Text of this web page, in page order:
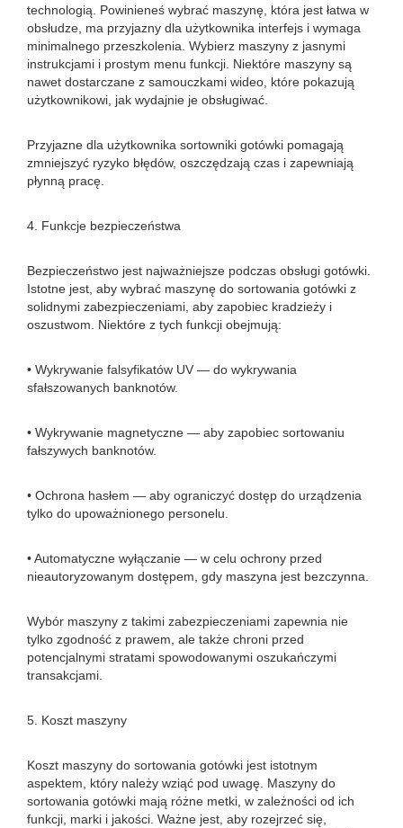
technologią. Powinieneś wybrać maszynę, która jest łatwa w
obsłudze, ma przyjazny dla użytkownika interfejs i wymaga
minimalnego przeszkolenia. Wybierz maszyny z jasnymi
instrukcjami i prostym menu funkcji. Niektóre maszyny są
nawet dostarczane z samouczkami wideo, które pokazują
użytkownikowi, jak wydajnie je obsługiwać.
Przyjazne dla użytkownika sortowniki gotówki pomagają
zmniejszyć ryzyko błędów, oszczędzają czas i zapewniają
płynną pracę.
4. Funkcje bezpieczeństwa
Bezpieczeństwo jest najważniejsze podczas obsługi gotówki.
Istotne jest, aby wybrać maszynę do sortowania gotówki z
solidnymi zabezpieczeniami, aby zapobiec kradzieży i
oszustwom. Niektóre z tych funkcji obejmują:
• Wykrywanie falsyfikatów UV — do wykrywania
sfałszowanych banknotów.
• Wykrywanie magnetyczne — aby zapobiec sortowaniu
fałszywych banknotów.
• Ochrona hasłem — aby ograniczyć dostęp do urządzenia
tylko do upoważnionego personelu.
• Automatyczne wyłączanie — w celu ochrony przed
nieautoryzowanym dostępem, gdy maszyna jest bezczynna.
Wybór maszyny z takimi zabezpieczeniami zapewnia nie
tylko zgodność z prawem, ale także chroni przed
potencjalnymi stratami spowodowanymi oszukańczymi
transakcjami.
5. Koszt maszyny
Koszt maszyny do sortowania gotówki jest istotnym
aspektem, który należy wziąć pod uwagę. Maszyny do
sortowania gotówki mają różne metki, w zależności od ich
funkcji, marki i jakości. Ważne jest, aby rozejrzeć się,